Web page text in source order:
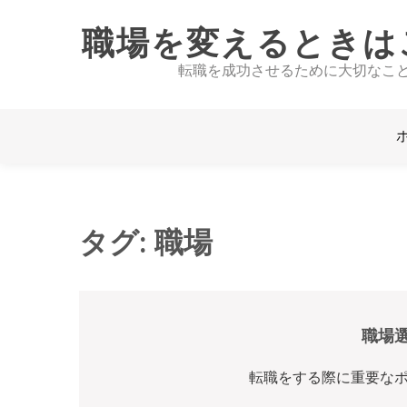
職場を変えるとき
転職を成功させるために大切なこ
タグ: 職場
職場
転職をする際に重要な